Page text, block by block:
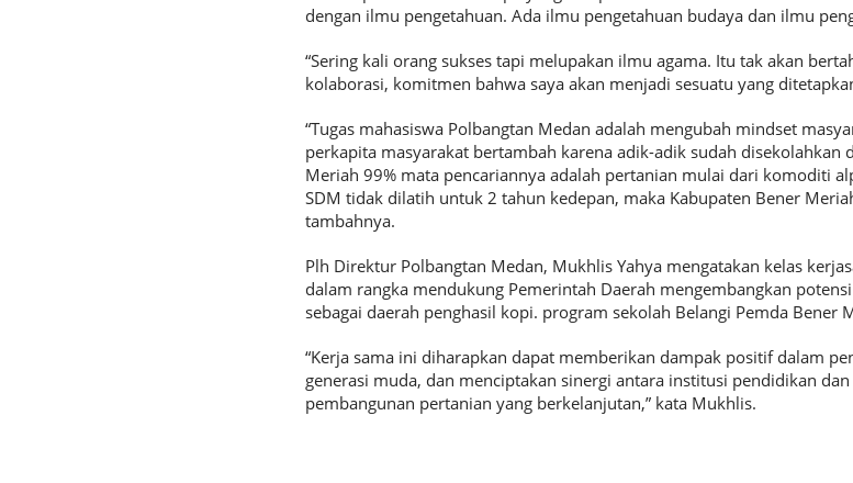
dengan ilmu pengetahuan. Ada ilmu pengetahuan budaya dan ilmu
“Sering kali orang sukses tapi melupakan ilmu agama. Itu tak akan
kolaborasi, komitmen bahwa saya akan menjadi sesuatu yang
“Tugas mahasiswa Polbangtan Medan adalah mengubah mindset
perkapita masyarakat bertambah karena adik-adik sudah disekolahkan
Meriah 99% mata pencariannya adalah pertanian mulai dari komoditi
SDM tidak dilatih untuk 2 tahun kedepan, maka Kabupaten Bener
tambahnya.
Plh Direktur Polbangtan Medan, Mukhlis Yahya mengatakan kelas
dalam rangka mendukung Pemerintah Daerah mengembangkan
sebagai daerah penghasil kopi. program sekolah Belangi Pemda Bener
“Kerja sama ini diharapkan dapat memberikan dampak positif dalam
generasi muda, dan menciptakan sinergi antara institusi pendidikan
pembangunan pertanian yang berkelanjutan,” kata Mukhlis.